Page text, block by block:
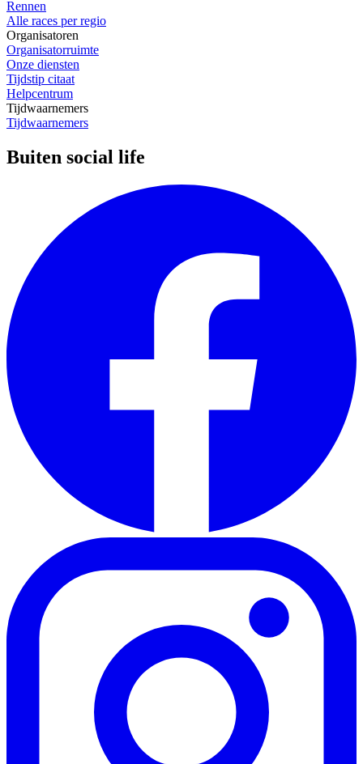
Rennen
Alle races per regio
Organisatoren
Organisatorruimte
Onze diensten
Tijdstip citaat
Helpcentrum
Tijdwaarnemers
Tijdwaarnemers
Buiten social life